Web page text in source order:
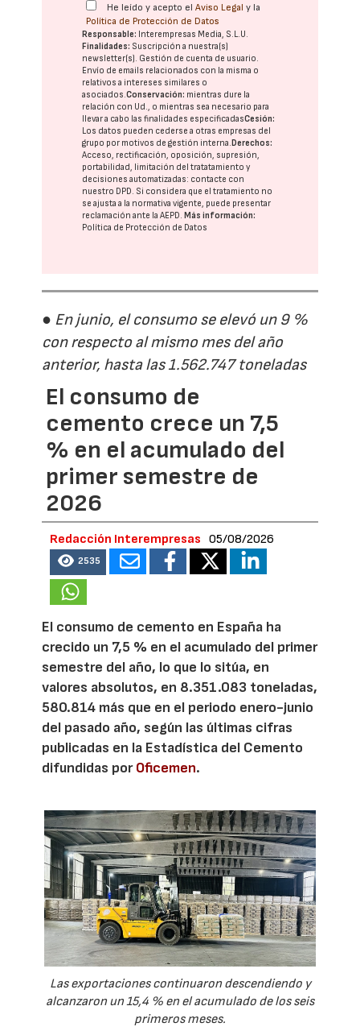
He leído y acepto elAviso Legal y la
Política de Protección de Datos
Responsable: Interempresas Media, S.L.U.
Finalidades: Suscripción a nuestra(s)
newsletter(s). Gestión de cuenta de usuario.
Envío de emails relacionados con la misma o
relativos a intereses similares o
asociados.Conservación: mientras dure la
relación con Ud., o mientras sea necesario para
llevar a cabo las finalidades especificadasCesión:
Los datos pueden cederse a otras empresas del
grupo por motivos de gestión interna.Derechos:
Acceso, rectificación, oposición, supresión,
portabilidad, limitación del tratatamiento y
decisiones automatizadas: contacte con
nuestro DPD. Si considera que el tratamiento no
se ajusta a la normativa vigente, puede presentar
reclamación ante laAEPD.Más información:
Política de Protección de Datos
● En junio, el consumo se elevó un 9 %
con respecto al mismo mes del año
anterior, hasta las 1.562.747 toneladas
El consumo de
cemento crece un 7,5
% en el acumulado del
primer semestre de
2026
Redacción Interempresas 05/08/2026
2535
El consumo de cemento en España ha
crecido un 7,5 % en el acumulado del primer
semestre del año, lo que lo sitúa, en
valores absolutos, en 8.351.083 toneladas,
580.814 más que en el periodo enero-junio
del pasado año, según las últimas cifras
publicadas en la Estadística del Cemento
difundidas porOficemen.
Las exportaciones continuaron descendiendo y
alcanzaron un 15,4 % en el acumulado de los seis
primeros meses.